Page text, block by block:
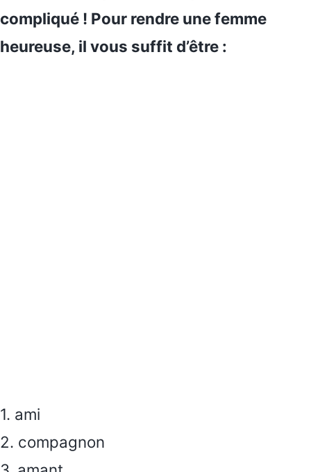
compliqué ! Pour rendre une femme
heureuse, il vous suffit d’être :
1. ami
2. compagnon